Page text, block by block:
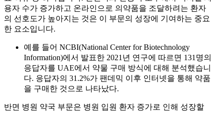
용자 수가 증가하고 온라인으로 의약품을 조달하려는 환자
의 선호도가 높아지는 것은 이 부문의 성장에 기여하는 중요
한 요소입니다.
예를 들어 NCBI(National Center for Biotechnology
Information)에서 발표한 2021년 연구에 따르면 131명의
응답자를 UAE에서 약물 구매 방식에 대해 분석했습니
다. 응답자의 31.2%가 팬데믹 이후 인터넷을 통해 약품
을 구매한 것으로 나타났다.
반면 병원 약국 부문은 병원 입원 환자 증가로 인해 성장할